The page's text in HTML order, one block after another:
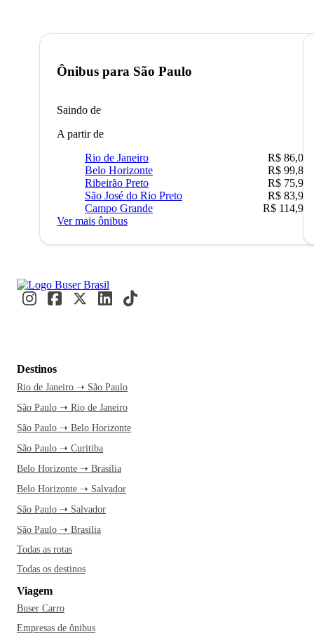
Ônibus para São Paulo
Saindo de
A partir de
Rio de Janeiro
R$ 86,00
Belo Horizonte
R$ 99,89
Ribeirão Preto
R$ 75,90
São José do Rio Preto
R$ 83,90
Campo Grande
R$ 114,90
Ver mais ônibus
Destinos
Rio de Janeiro ➝ São Paulo
São Paulo ➝ Rio de Janeiro
São Paulo ➝ Belo Horizonte
São Paulo ➝ Curitiba
Belo Horizonte ➝ Brasília
Belo Horizonte ➝ Salvador
São Paulo ➝ Salvador
São Paulo ➝ Brasília
Todas as rotas
Todas os destinos
Viagem
Buser Carro
Empresas de ônibus